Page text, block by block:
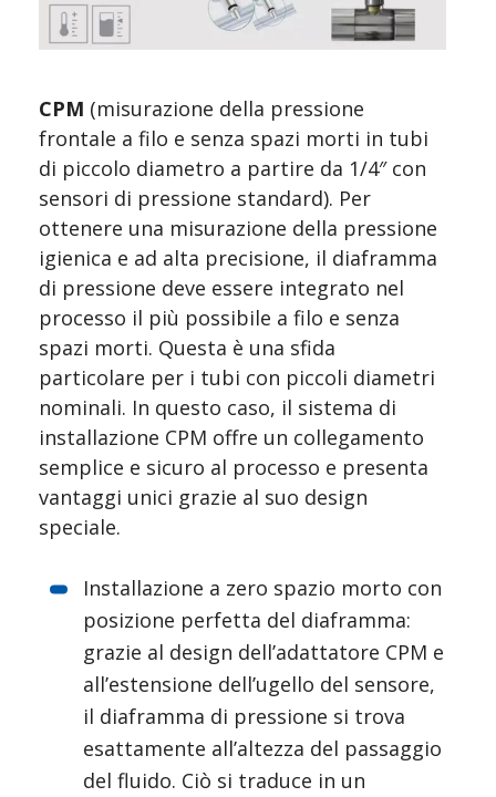
CPM (misurazione della pressione
frontale a filo e senza spazi morti in tubi
di piccolo diametro a partire da 1/4″ con
sensori di pressione standard). Per
ottenere una misurazione della pressione
igienica e ad alta precisione, il diaframma
di pressione deve essere integrato nel
processo il più possibile a filo e senza
spazi morti. Questa è una sfida
particolare per i tubi con piccoli diametri
nominali. In questo caso, il sistema di
installazione CPM offre un collegamento
semplice e sicuro al processo e presenta
vantaggi unici grazie al suo design
speciale.
Installazione a zero spazio morto con
posizione perfetta del diaframma:
grazie al design dell’adattatore CPM e
all’estensione dell’ugello del sensore,
il diaframma di pressione si trova
esattamente all’altezza del passaggio
del fluido. Ciò si traduce in un